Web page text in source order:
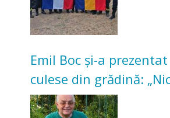
Emil Boc și-a
culese din grădină:
nu poate oferi această